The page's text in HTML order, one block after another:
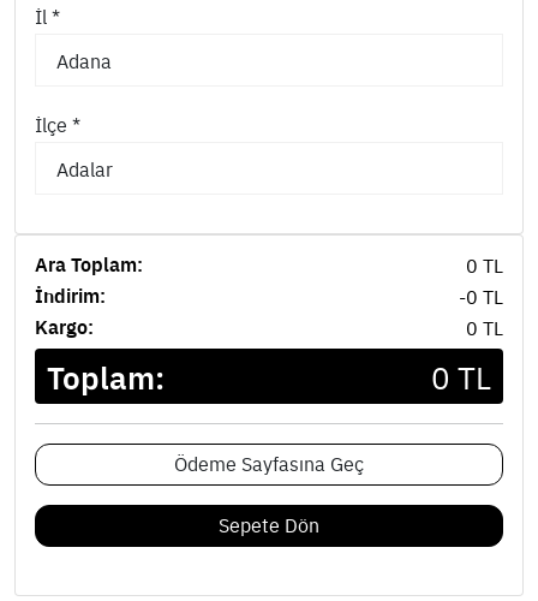
İl *
İlçe *
Ara Toplam: 0 TL
İndirim: -0 TL
Kargo: 0 TL
Toplam: 0 TL
Ödeme Sayfasına Geç
Sepete Dön